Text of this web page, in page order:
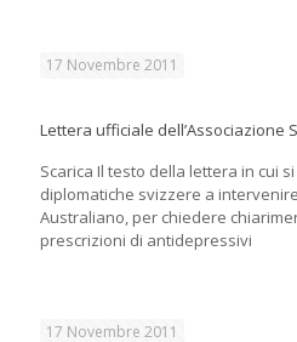
17 Novembre 2011
Lettera ufficiale dell’Associazione
Scarica Il testo della lettera in cui
diplomatiche svizzere a
Australiano, per chiedere
prescrizioni di antidepressivi
17 Novembre 2011